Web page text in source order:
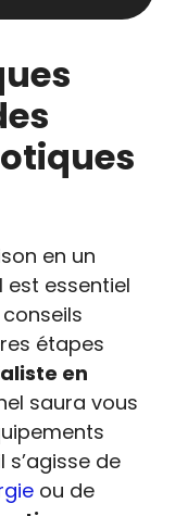
en un
essentiel
étapes
en
saura vous
s’agisse de
ou de